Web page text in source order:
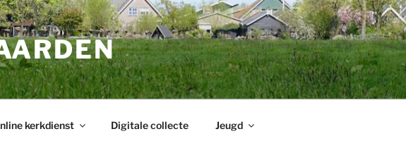
kerkdienst Digitale collecte Jeugd